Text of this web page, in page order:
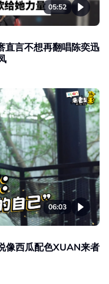
05:52
直言不想再翻唱陈奕迅
06:03
像西瓜配色XUAN来者